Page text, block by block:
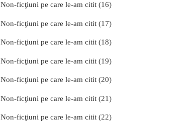
Non-ficţiuni pe care le-am citit (16)
Non-ficţiuni pe care le-am citit (17)
Non-ficţiuni pe care le-am citit (18)
Non-ficţiuni pe care le-am citit (19)
Non-ficţiuni pe care le-am citit (20)
Non-ficţiuni pe care le-am citit (21)
Non-ficţiuni pe care le-am citit (22)